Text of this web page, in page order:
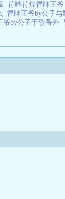
苻晔苻煌冒牌王爷
冒牌王爷by公子
爷by公子于歌番外